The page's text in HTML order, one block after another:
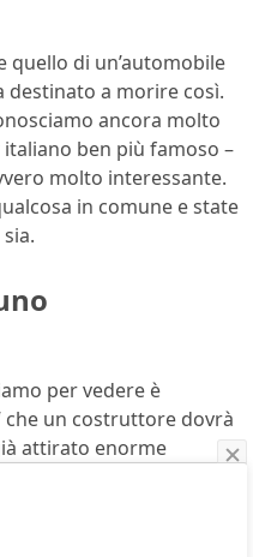
quello di un’automobile
destinato a morire così.
ancora molto
italiano ben più famoso –
molto interessante.
in comune e state
per vedere è
un costruttore dovrà
attirato enorme
La Foxconn,
al 66% delle
componenti per